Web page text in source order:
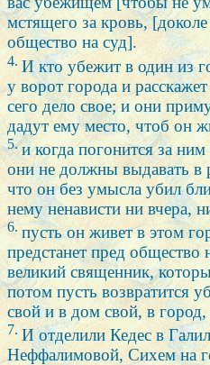
мстящего за кровь,
общество на суд].
4.И кто убежит в один из
у ворот города и
сего дело свое; и они
дадут ему место, чтоб он
5.и когда погонится за
они не должны выдавать в
что он без умысла убил
нему ненависти ни вчера,
6. пусть он живет в этом
предстанет пред общество
великий священник,
потом пусть возвратится
свой и в дом свой, в
7.И отделили Кедес в
Неффалимовой, Сихем на